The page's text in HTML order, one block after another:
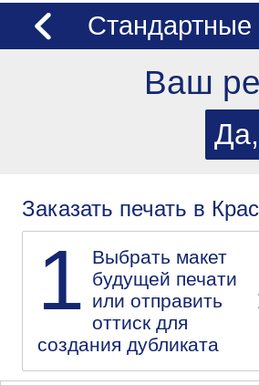
Стандартные
Ваш
Заказать печать в
1 Выбрать макет
будущей печати
или отправить
оттиск для
создания дубликата